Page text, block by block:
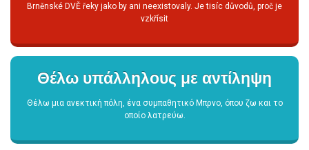
Brněnské DVĚ řeky jako by ani neexistovaly. Je tisíc důvodů, proč je
vzkřísit
Θέλω υπάλληλους με αντίληψη
Θέλω μια ανεκτική πόλη, ένα συμπαθητικό Μπρνο, όπου ζω και το
οποίο λατρεύω.